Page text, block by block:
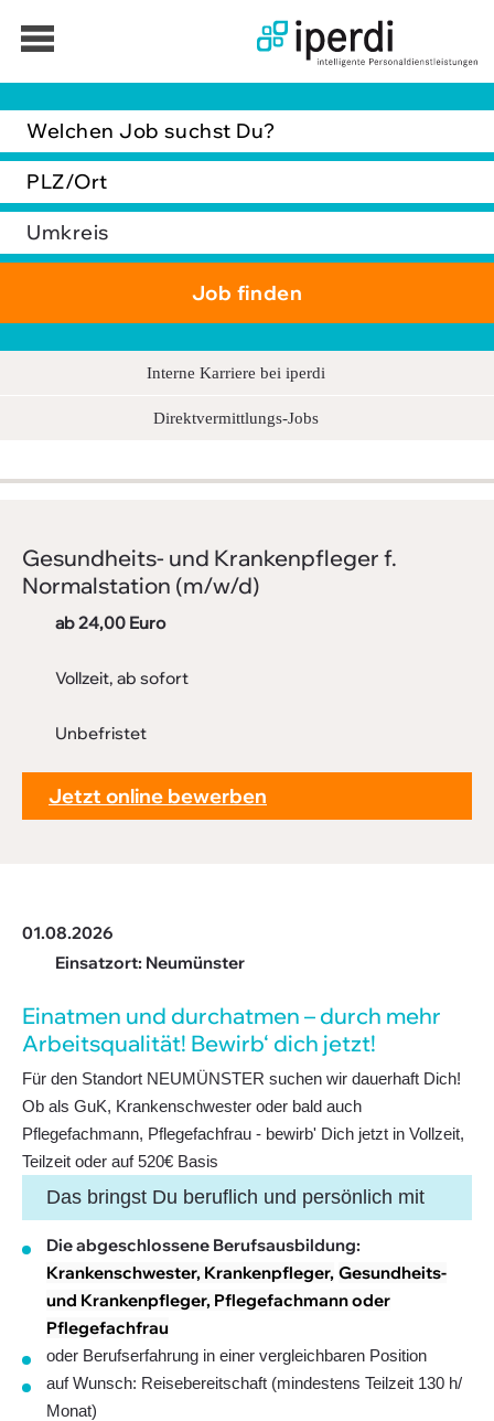
Interne Karriere bei iperdi
Direktvermittlungs-Jobs
Gesund­heits- und Kran­ken­pfleger f.
Normal­sta­tion (m/w/d)
ab 24,00 Euro
Vollzeit, ab sofort
Unbefristet
Jetzt online bewerben
01.08.2026
Einsatzort: Neumünster
Einatmen und durch­atmen – durch mehr
Arbeits­qua­li­tät! Bewirb‘ dich jetzt!
Für den Standort NEUMÜNSTER suchen wir dauerhaft Dich!
Ob als GuK, Krankenschwester oder bald auch
Pflegefachmann, Pflegefachfrau - bewirb' Dich jetzt in Vollzeit,
Teilzeit oder auf 520€ Basis
Das bringst Du beruflich und persönlich mit
Die abgeschlossene Berufsausbildung:
Krankenschwester, Krankenpfleger, Gesundheits-
und Krankenpfleger, Pflegefachmann oder
Pflegefachfrau
oder Berufserfahrung in einer vergleichbaren Position
auf Wunsch: Reisebereitschaft (mindestens Teilzeit 130 h/
Monat)
Jobbörse
Bewerber
Unternehmen
Über iperdi
AGB
Impressum
FAQ